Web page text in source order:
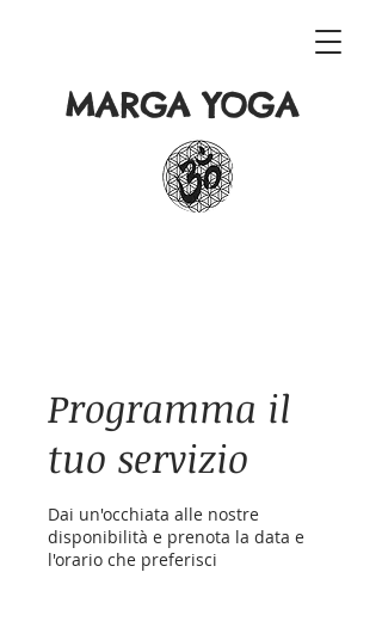
MARGA YOGA
Programma il
tuo servizio
Dai un'occhiata alle nostre
disponibilità e prenota la data e
l'orario che preferisci